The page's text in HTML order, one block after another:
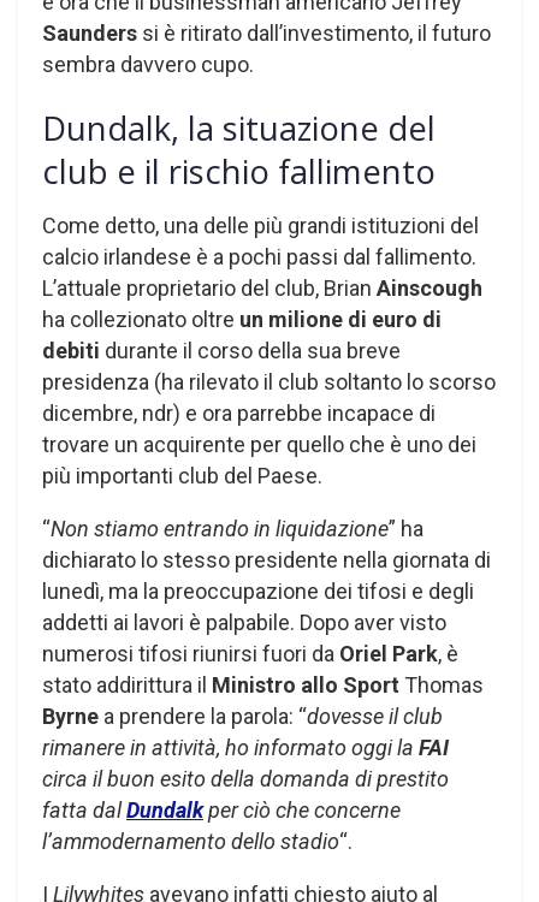
Saunders si è ritirato dall’investimento, il futuro
sembra davvero cupo.
Dundalk, la situazione del
club e il rischio fallimento
Come detto, una delle più grandi istituzioni del
calcio irlandese è a pochi passi dal fallimento.
L’attuale proprietario del club, Brian Ainscough
ha collezionato oltre un milione di euro di
debiti durante il corso della sua breve
presidenza (ha rilevato il club soltanto lo scorso
dicembre, ndr) e ora parrebbe incapace di
trovare un acquirente per quello che è uno dei
più importanti club del Paese.
“Non stiamo entrando in liquidazione” ha
dichiarato lo stesso presidente nella giornata di
lunedì, ma la preoccupazione dei tifosi e degli
addetti ai lavori è palpabile. Dopo aver visto
numerosi tifosi riunirsi fuori da Oriel Park, è
stato addirittura il Ministro allo Sport Thomas
Byrne a prendere la parola: “dovesse il club
rimanere in attività, ho informato oggi la FAI
circa il buon esito della domanda di prestito
fatta dalDundalkper ciò che concerne
l’ammodernamento dello stadio“.
I Lilywhites avevano infatti chiesto aiuto al